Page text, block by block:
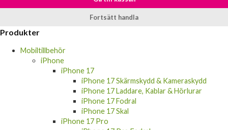
iPhone 17
iPhone 17 Skärmskydd & Kameraskydd